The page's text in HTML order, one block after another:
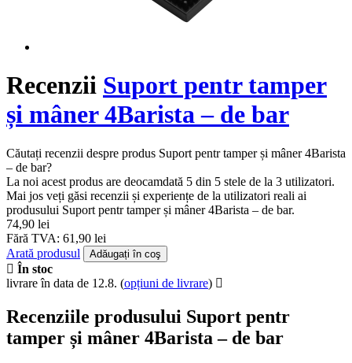
Recenzii Suport pentr tamper
și mâner 4Barista – de bar
Căutați recenzii despre produs Suport pentr tamper și mâner 4Barista
– de bar?
La noi acest produs are deocamdată 5 din 5 stele de la 3 utilizatori.
Mai jos veți găsi recenzii și experiențe de la utilizatori reali ai
produsului Suport pentr tamper și mâner 4Barista – de bar.
74,90 lei
Fără TVA: 61,90 lei
Arată produsul
Adăugați în coş
În stoc
livrare în data de 12.8. (opțiuni de livrare)
Recenziile produsului Suport pentr
tamper și mâner 4Barista – de bar